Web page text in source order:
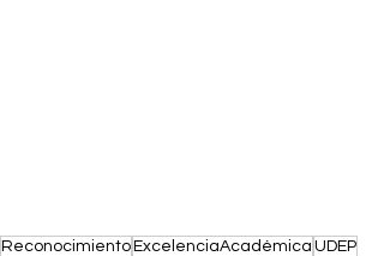
ReconocimientoExcelenciaAcadémica UDEP